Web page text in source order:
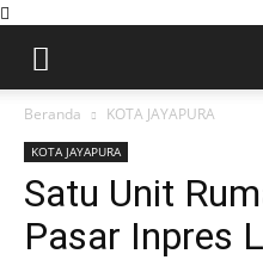
Beranda KOTA JAYAPURA
KOTA JAYAPURA
Satu Unit
Pasar Inpres